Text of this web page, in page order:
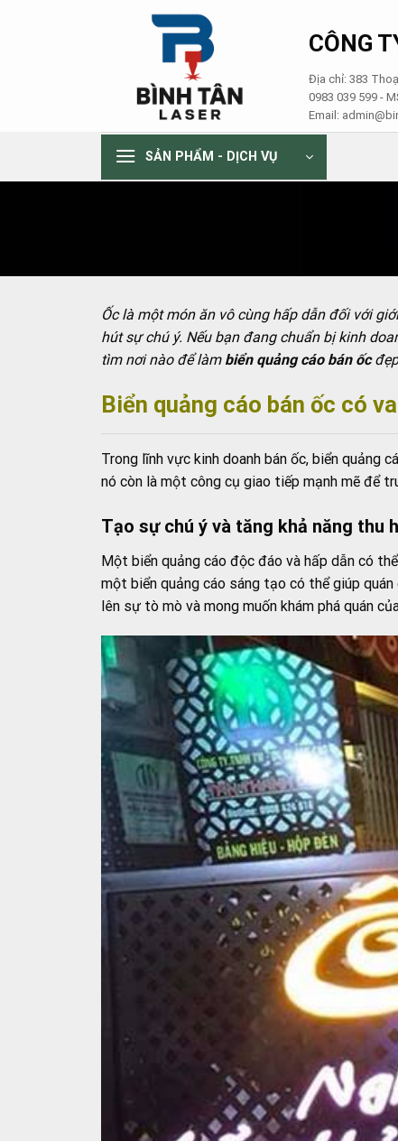
CÔNG
Địa chỉ: 383
0983 039 599 -
Email:
SẢN PHẨM - DỊCH VỤ
Ốc là một món ăn vô cùng hấp dẫn đối với
hút sự chú ý. Nếu bạn đang chuẩn bị kinh
tìm nơi nào để làm biển quảng cáo bán ốc
Biển quảng cáo bán ốc có
Trong lĩnh vực kinh doanh bán ốc, biển quảng
nó còn là một công cụ giao tiếp mạnh mẽ để
Tạo sự chú ý và tăng khả năng thu
Một biển quảng cáo độc đáo và hấp dẫn có
một biển quảng cáo sáng tạo có thể giúp
lên sự tò mò và mong muốn khám phá quán